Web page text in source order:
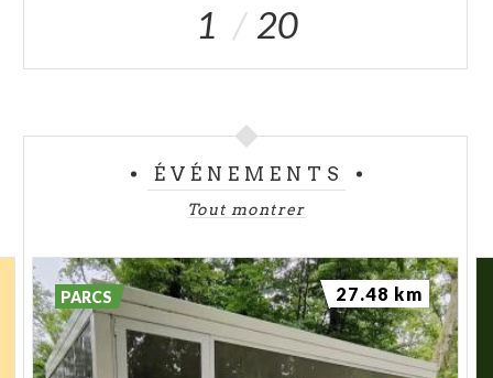
1 20
ÉVÉNEMENTS
Tout montrer
PARCS 27.48 km